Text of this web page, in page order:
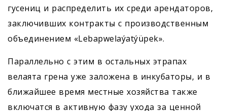
гусениц и распределить их среди арендаторов,
заключивших контракты с производственным
объединением «Lebapwelaýatýüpek».
Параллельно с этим в остальных этрапах
велаята грена уже заложена в инкубаторы, и в
ближайшее время местные хозяйства также
включатся в активную фазу ухода за ценной